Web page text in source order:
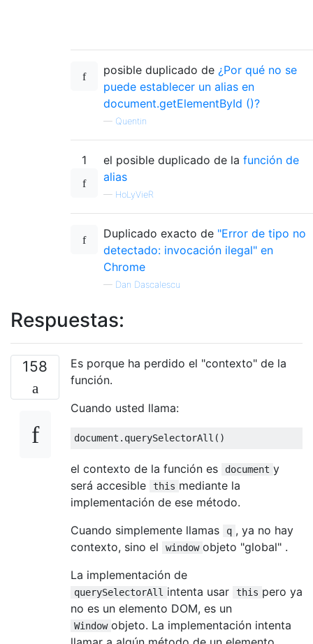
posible duplicado de ¿Por qué no se
puede establecer un alias en
document.getElementById ()?
— Quentin
1 el posible duplicado de la función de
alias
— HoLyVieR
Duplicado exacto de "Error de tipo no
detectado: invocación ilegal" en
Chrome
— Dan Dascalescu
Respuestas:
158
Es porque ha perdido el "contexto" de la
función.
Cuando usted llama:
document
el contexto de la función es document y
será accesible
this mediante la
implementación de ese método.
Cuando simplemente llamas
q , ya no hay
contexto, sino el
window objeto "global" .
La implementación de
querySelectorAll intenta usar this pero ya
no es un elemento DOM, es un
Window objeto. La implementación intenta